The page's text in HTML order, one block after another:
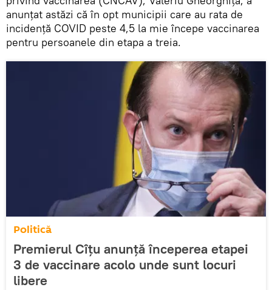
anunțat astăzi că în opt municipii care au rata de
incidență COVID peste 4,5 la mie începe vaccinarea
pentru persoanele din etapa a treia.
Politică
Premierul Cîțu anunță începerea etapei
3 de vaccinare acolo unde sunt locuri
libere